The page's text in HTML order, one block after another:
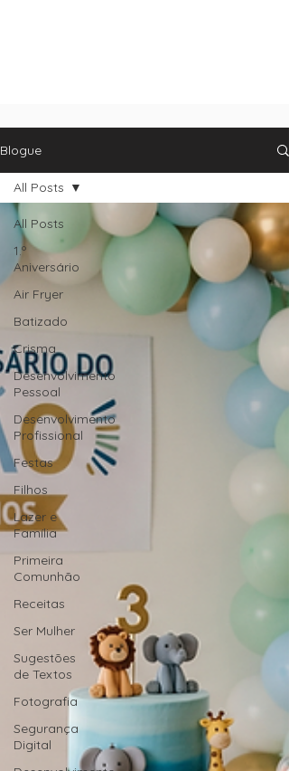
Blogue
All Posts
1.º
Aniversário
Air Fryer
Batizado
Crisma
Desenvolvimento
Pessoal
Desenvolvimento
Profissional
Festas
Filhos
Lazer e
Família
Primeira
Comunhão
Receitas
Ser Mulher
Sugestões
de Textos
Fotografia
Segurança
Digital
All Posts